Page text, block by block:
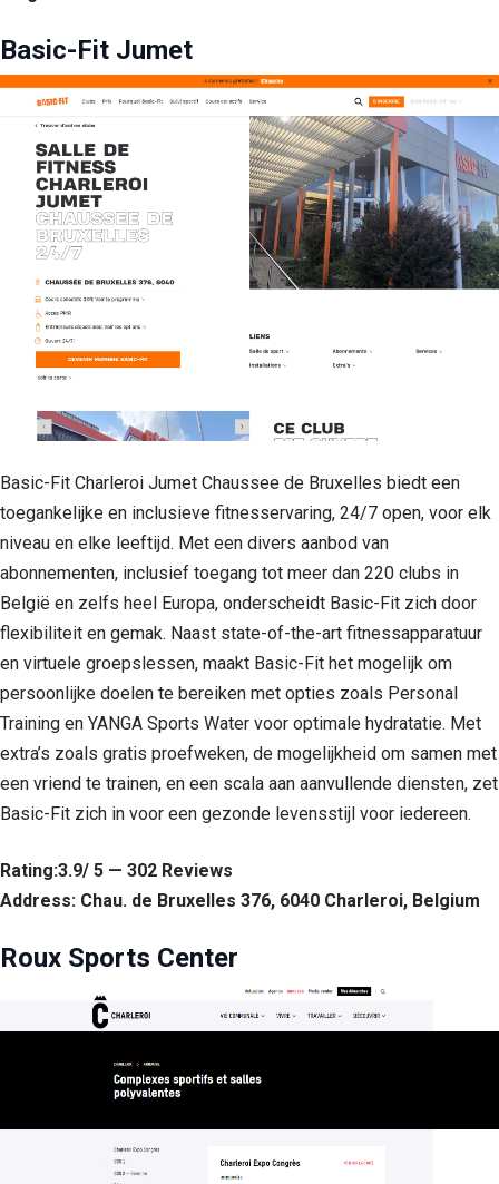
Basic-Fit Jumet
Basic-Fit Charleroi Jumet Chaussee de Bruxelles biedt een
toegankelijke en inclusieve fitnesservaring, 24/7 open, voor elk
niveau en elke leeftijd. Met een divers aanbod van
abonnementen, inclusief toegang tot meer dan 220 clubs in
België en zelfs heel Europa, onderscheidt Basic-Fit zich door
flexibiliteit en gemak. Naast state-of-the-art fitnessapparatuur
en virtuele groepslessen, maakt Basic-Fit het mogelijk om
persoonlijke doelen te bereiken met opties zoals Personal
Training en YANGA Sports Water voor optimale hydratatie. Met
extra’s zoals gratis proefweken, de mogelijkheid om samen met
een vriend te trainen, en een scala aan aanvullende diensten, zet
Basic-Fit zich in voor een gezonde levensstijl voor iedereen.
Rating:3.9/ 5 — 302 Reviews
Address: Chau. de Bruxelles 376, 6040 Charleroi, Belgium
Roux Sports Center